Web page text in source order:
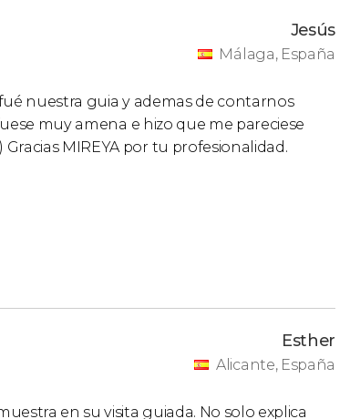
Jesús
Málaga, España
nuestra guia y ademas de contarnos
muy amena e hizo que me pareciese
MIREYA por tu profesionalidad.
Esther
Alicante, España
en su visita guiada. No solo explica